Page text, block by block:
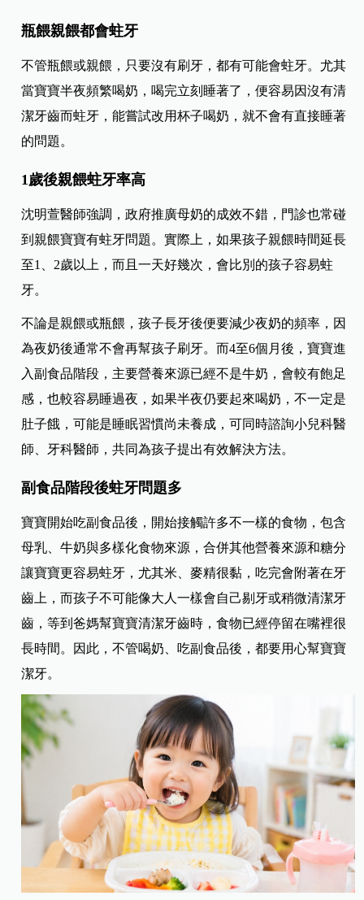
瓶餵親餵都會蛀牙
不管瓶餵或親餵，只要沒有刷牙，都有可能會蛀牙。尤其
當寶寶半夜頻繁喝奶，喝完立刻睡著了，便容易因沒有清
潔牙齒而蛀牙，能嘗試改用杯子喝奶，就不會有直接睡著
的問題。
1歲後親餵蛀牙率高
沈明萱醫師強調，政府推廣母奶的成效不錯，門診也常碰
到親餵寶寶有蛀牙問題。實際上，如果孩子親餵時間延長
至1、2歲以上，而且一天好幾次，會比別的孩子容易蛀
牙。
不論是親餵或瓶餵，孩子長牙後便要減少夜奶的頻率，因
為夜奶後通常不會再幫孩子刷牙。而4至6個月後，寶寶進
入副食品階段，主要營養來源已經不是牛奶，會較有飽足
感，也較容易睡過夜，如果半夜仍要起來喝奶，不一定是
肚子餓，可能是睡眠習慣尚未養成，可同時諮詢小兒科醫
師、牙科醫師，共同為孩子提出有效解決方法。
副食品階段後蛀牙問題多
寶寶開始吃副食品後，開始接觸許多不一樣的食物，包含
母乳、牛奶與多樣化食物來源，合併其他營養來源和糖分
讓寶寶更容易蛀牙，尤其米、麥精很黏，吃完會附著在牙
齒上，而孩子不可能像大人一樣會自己剔牙或稍微清潔牙
齒，等到爸媽幫寶寶清潔牙齒時，食物已經停留在嘴裡很
長時間。因此，不管喝奶、吃副食品後，都要用心幫寶寶
潔牙。